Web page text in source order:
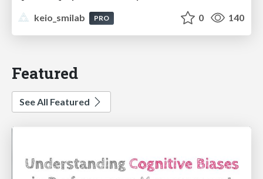
keio_smilab
PRO 0 140
Featured
See All Featured